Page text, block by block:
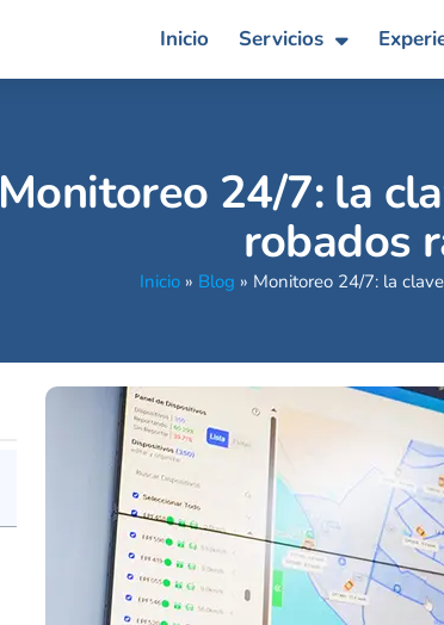
Inicio Servicios
Monitoreo 24/7: la
robados
Inicio» Blog » Monitoreo 24/7: la